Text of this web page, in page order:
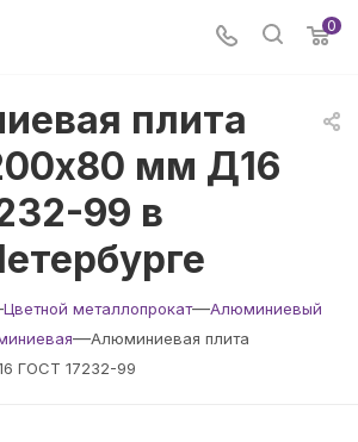
0
плита
мм Д16
99 в
Цветной металлопрокат—Алюминиевый
—Алюминиевая плита
ГОСТ 17232-99